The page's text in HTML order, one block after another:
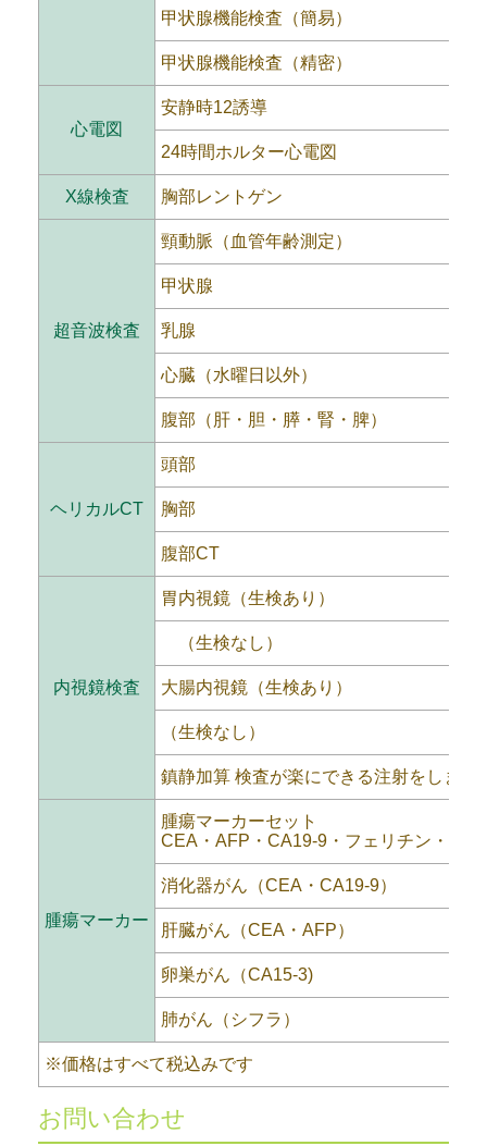
甲状腺機能検査（簡易）
甲状腺機能検査（精密）
心電図
安静時12誘導
24時間ホルター心電図
X線検査 胸部レントゲン
超音波検査
頸動脈（血管年齢測定）
甲状腺
乳腺
心臓（水曜日以外）
腹部（肝・胆・膵・腎・脾）
ヘリカルCT
頭部
胸部
腹部CT
内視鏡検査
胃内視鏡（生検あり）
（生検なし）
大腸内視鏡（生検あり）
（生検なし）
鎮静加算 検査が楽にできる注射をします
腫瘍マーカー
腫瘍マーカーセット
CEA・AFP・CA19-9・フェリチン・
消化器がん（CEA・CA19-9）
肝臓がん（CEA・AFP）
卵巣がん（CA15-3)
肺がん（シフラ）
※価格はすべて税込みです
お問い合わせ